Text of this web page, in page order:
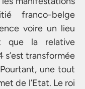
franco-belge
voire un lieu
que la relative
s’est transformée
une tout
de l’Etat. Le roi